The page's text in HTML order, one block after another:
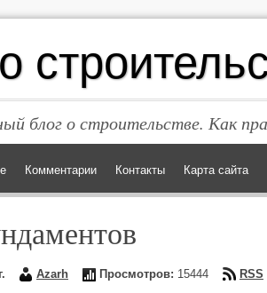
блог о строительстве. Как
Комментарии Контакты Карта сайта
Azarh Просмотров: 15444
RSS